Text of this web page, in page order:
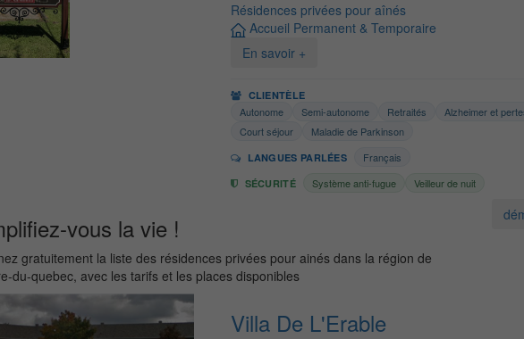
Résidences privées pour aînés
Accueil Permanent & Temporaire
En savoir +
CLIENTÈLE
Autonome Semi-autonome Retraités Alzheimer et
Court séjour
Maladie de Parkinson
LANGUES PARLÉES Français
SÉCURITÉ Système anti-fugue Veilleur de nuit
vous la vie !
gratuitement la liste des résidences privées pour ainés dans la région de
du-quebec, avec les tarifs et les places disponibles
Villa De L'Erable